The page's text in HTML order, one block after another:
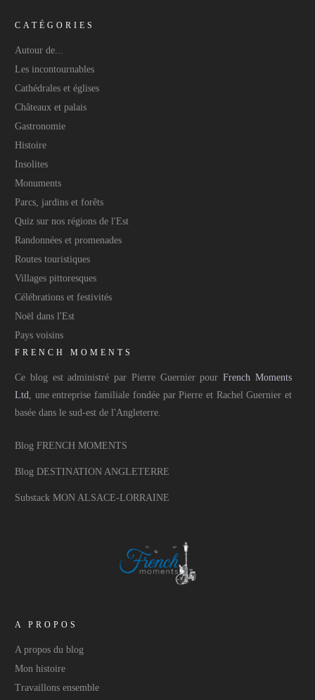
CATÉGORIES
Autour de...
Les incontournables
Cathédrales et églises
Châteaux et palais
Gastronomie
Histoire
Insolites
Monuments
Parcs, jardins et forêts
Quiz sur nos régions de l'Est
Randonnées et promenades
Routes touristiques
Villages pittoresques
Célébrations et festivités
Noël dans l'Est
Pays voisins
FRENCH MOMENTS
Ce blog est administré par Pierre Guernier pourFrench Moments
Ltd, une entreprise familiale fondée par Pierre et Rachel Guernier et
basée dans le sud-est de l'Angleterre.
Blog FRENCH MOMENTS
Blog DESTINATION ANGLETERRE
Substack MON ALSACE-LORRAINE
A PROPOS
A propos du blog
Mon histoire
Travaillons ensemble